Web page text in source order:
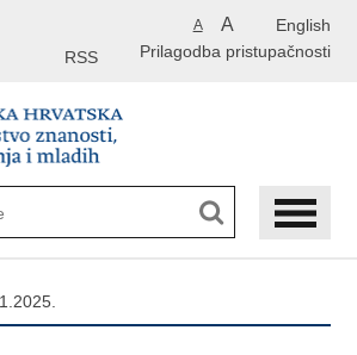
English
A A
Prilagodba pristupačnosti
RSS